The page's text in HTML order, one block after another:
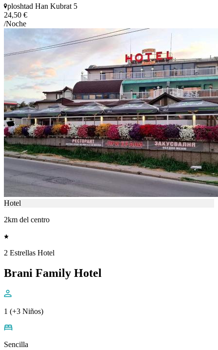
ploshtad Han Kubrat 5
24,50 €
/Noche
Hotel
2km del centro
2 Estrellas Hotel
Brani Family Hotel
1 (+3 Niños)
Sencilla